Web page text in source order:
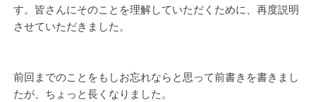
す。皆さんにそのことを理解していただくために、再度説明
させていただきました。
前回までのことをもしお忘れならと思って前書きを書きまし
たが、ちょっと長くなりました。